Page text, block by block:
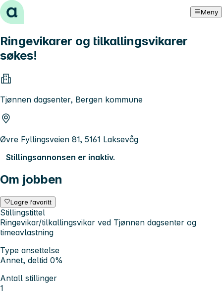
Hopp til innhold Meny
Ringevikarer og tilkallingsvikarer
søkes!
Tjønnen dagsenter, Bergen kommune
Øvre Fyllingsveien 81, 5161 Laksevåg
Stillingsannonsen er inaktiv.
Om jobben
Lagre favoritt
Stillingstittel
Ringevikar/tilkallingsvikar ved Tjønnen dagsenter og
timeavlastning
Type ansettelse
Annet, deltid 0%
Antall stillinger
1